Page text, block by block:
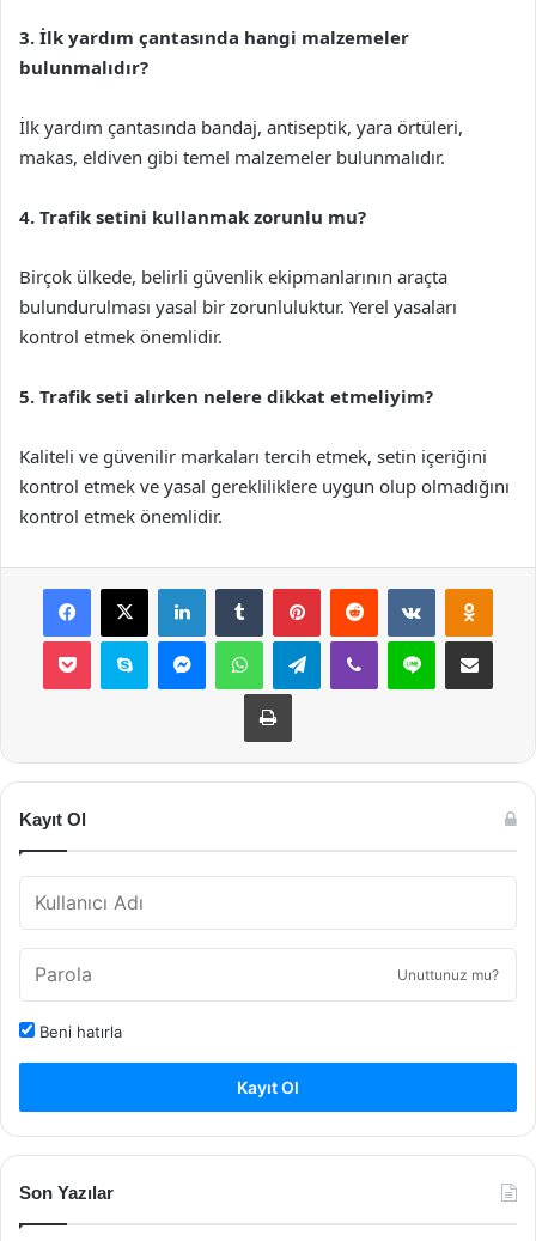
3. İlk yardım çantasında hangi malzemeler
bulunmalıdır?
İlk yardım çantasında bandaj, antiseptik, yara örtüleri,
makas, eldiven gibi temel malzemeler bulunmalıdır.
4. Trafik setini kullanmak zorunlu mu?
Birçok ülkede, belirli güvenlik ekipmanlarının araçta
bulundurulması yasal bir zorunluluktur. Yerel yasaları
kontrol etmek önemlidir.
5. Trafik seti alırken nelere dikkat etmeliyim?
Kaliteli ve güvenilir markaları tercih etmek, setin içeriğini
kontrol etmek ve yasal gerekliliklere uygun olup olmadığını
kontrol etmek önemlidir.
Facebook
X LinkedInTumblr PinterestReddit VKontakte
Pocket Skype MessengerWhatsAppTelegramViber Line E-Posta ile
Yazdır
Kayıt Ol
Unuttunuz mu?
Beni hatırla
Kayıt Ol
Son Yazılar